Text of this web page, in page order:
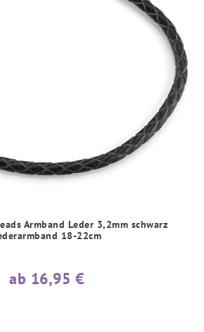
Armband Leder 3,2mm schwarz
18-22cm
ab 16,95 €